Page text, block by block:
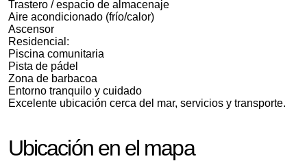
Trastero / espacio de almacenaje
Aire acondicionado (frío/calor)
Ascensor
Residencial:
Piscina comunitaria
Pista de pádel
Zona de barbacoa
Entorno tranquilo y cuidado
Excelente ubicación cerca del mar, servicios y transporte.
Ubicación en el mapa